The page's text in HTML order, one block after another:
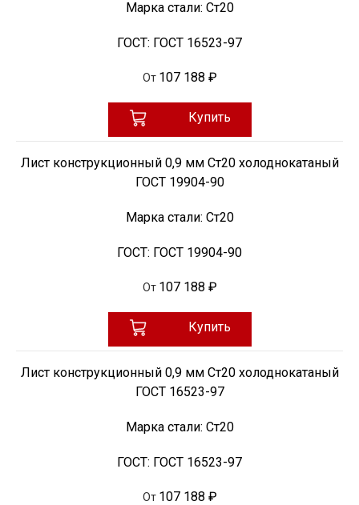
Марка стали: Ст20
ГОСТ: ГОСТ 16523-97
От 107 188 ₽
Купить
Лист конструкционный 0,9 мм Ст20 холоднокатаный
ГОСТ 19904-90
Марка стали: Ст20
ГОСТ: ГОСТ 19904-90
От 107 188 ₽
Купить
Лист конструкционный 0,9 мм Ст20 холоднокатаный
ГОСТ 16523-97
Марка стали: Ст20
ГОСТ: ГОСТ 16523-97
От 107 188 ₽